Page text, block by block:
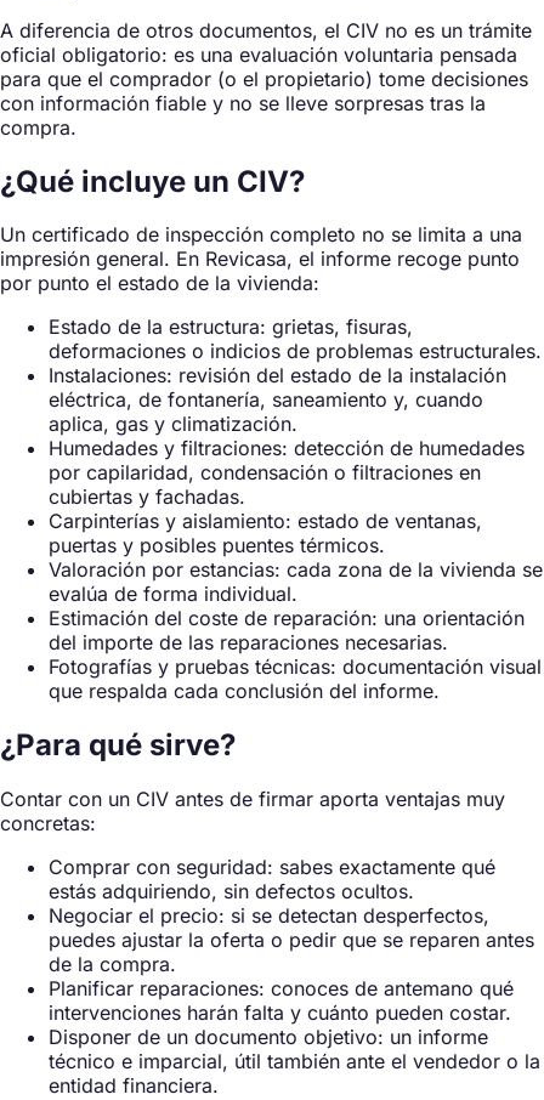
A diferencia de otros documentos, el CIV no es un trámite
oficial obligatorio: es una evaluación voluntaria pensada
para que el comprador (o el propietario) tome decisiones
con información fiable y no se lleve sorpresas tras la
compra.
¿Qué incluye un CIV?
Un certificado de inspección completo no se limita a una
impresión general. En Revicasa, el informe recoge punto
por punto el estado de la vivienda:
Estado de la estructura: grietas, fisuras,
deformaciones o indicios de problemas estructurales.
Instalaciones: revisión del estado de la instalación
eléctrica, de fontanería, saneamiento y, cuando
aplica, gas y climatización.
Humedades y filtraciones: detección de humedades
por capilaridad, condensación o filtraciones en
cubiertas y fachadas.
Carpinterías y aislamiento: estado de ventanas,
puertas y posibles puentes térmicos.
Valoración por estancias: cada zona de la vivienda se
evalúa de forma individual.
Estimación del coste de reparación: una orientación
del importe de las reparaciones necesarias.
Fotografías y pruebas técnicas: documentación visual
que respalda cada conclusión del informe.
¿Para qué sirve?
Contar con un CIV antes de firmar aporta ventajas muy
concretas:
Comprar con seguridad: sabes exactamente qué
estás adquiriendo, sin defectos ocultos.
Negociar el precio: si se detectan desperfectos,
puedes ajustar la oferta o pedir que se reparen antes
de la compra.
Planificar reparaciones: conoces de antemano qué
intervenciones harán falta y cuánto pueden costar.
Disponer de un documento objetivo: un informe
técnico e imparcial, útil también ante el vendedor o la
entidad financiera.